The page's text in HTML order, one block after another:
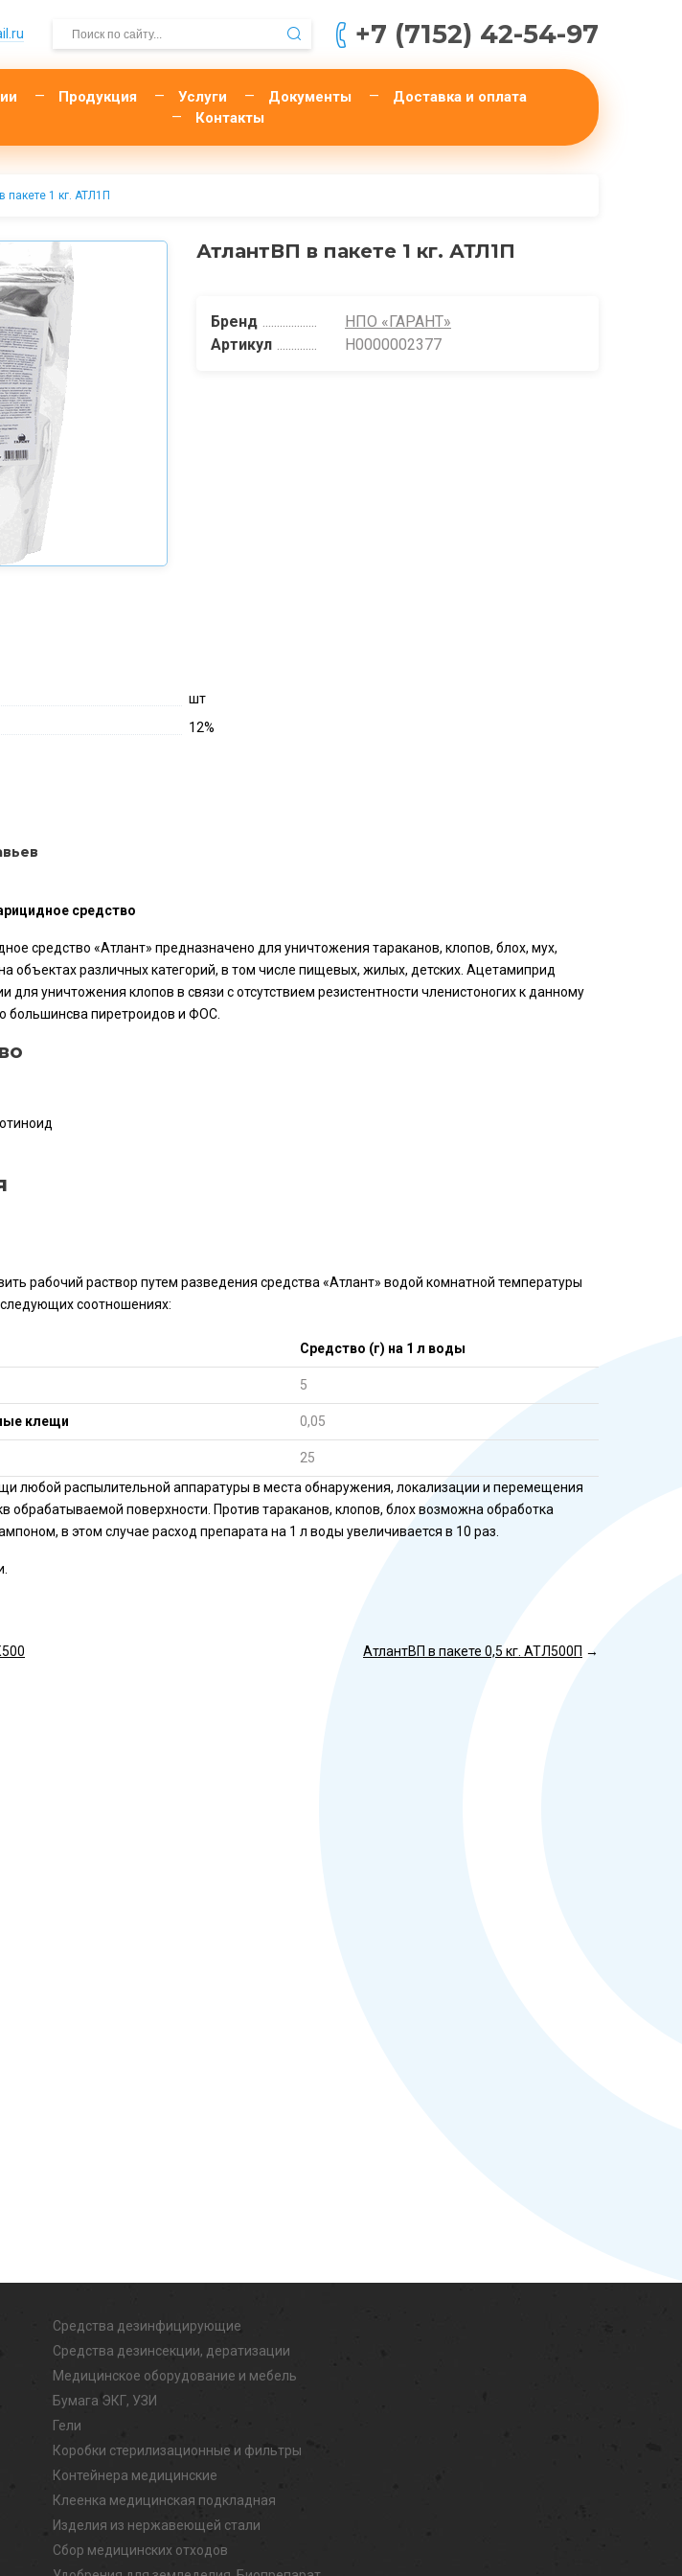
+7 (7152) 42-54-97
Продукция Услуги Документы
Доставка и оплата
Контакты
пакете 1 кг. АТЛ1П
АтлантВП в пакете 1 кг. АТЛ1П
Бренд
НПО «ГАРАНТ»
Артикул
Н0000002377
шт
12%
средство
средство «Атлант» предназначено для уничтожения тараканов, клопов, блох, мух,
объектах различных категорий, в том числе пищевых, жилых, детских. Ацетамиприд
уничтожения клопов в связи с отсутствием резистентности членистоногих к данному
большинсва пиретроидов и ФОС.
рабочий раствор путем разведения средства «Атлант» водой комнатной температуры
соотношениях:
Средство (г) на 1 л воды
5
клещи 0,05
25
любой распылительной аппаратуры в места обнаружения, локализации и перемещения
обрабатываемой поверхности. Против тараканов, клопов, блох возможна обработка
в этом случае расход препарата на 1 л воды увеличивается в 10 раз.
АтлантВП в пакете 0,5 кг. АТЛ500П →
Средства дезинфицирующие
Средства дезинсекции, дератизации
Медицинское оборудование и мебель
Бумага ЭКГ, УЗИ
Гели
Коробки стерилизационные и фильтры
Контейнера медицинские
Клеенка медицинская подкладная
Изделия из нержавеющей стали
Сбор медицинских отходов